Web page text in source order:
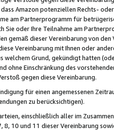
Amazon potenziellen Rechts-
am Partnerprogramm für
Sie oder Ihre Teilnahme am
gemäß dieser Vereinbarung von
Vereinbarung mit Ihnen oder
Grund, gekündigt hatten
Einschränkung des
gegen diese Vereinbarung.
für einen angemessenen
zu berücksichtigen).
einschließlich aller im
10 und 11 dieser Vereinbarung